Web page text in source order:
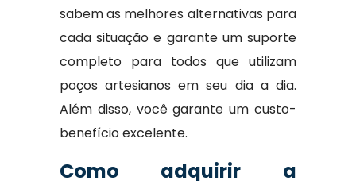
sabem as melhores alternativas para
cada situação e garante um suporte
completo para todos que utilizam
poços artesianos em seu dia a dia.
Além disso, você garante um custo-
benefício excelente.
Como adquirir a